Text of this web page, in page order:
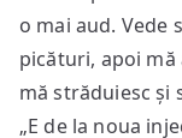
o mai aud. Vede
picături, apoi
mă străduiesc și
„E de la noua